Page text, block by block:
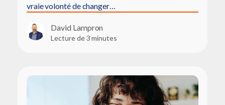
vraie volonté de changer…
David Lampron
Lecture de 3 minutes